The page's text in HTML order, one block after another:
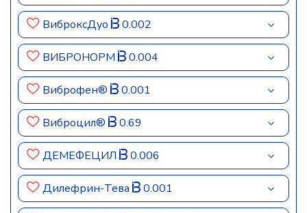
ВиброксДуо 0.002
ВИБРОНОРМ 0.004
Виброфен® 0.001
Виброцил® 0.69
ДЕМЕФЕЦИЛ 0.006
Дилефрин-Тева 0.001